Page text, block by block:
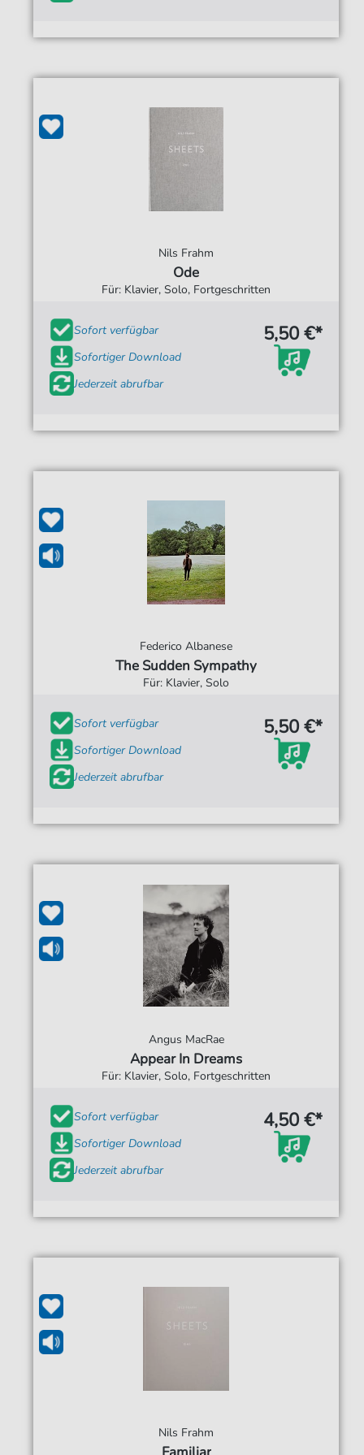
Nils Frahm
Ode
Für: Klavier, Solo, Fortgeschritten
Sofort verfügbar
Sofortiger Download
Jederzeit abrufbar
5,50 €*
Federico Albanese
The Sudden Sympathy
Für: Klavier, Solo
Sofort verfügbar
Sofortiger Download
Jederzeit abrufbar
5,50 €*
Angus MacRae
Appear In Dreams
Für: Klavier, Solo, Fortgeschritten
Sofort verfügbar
Sofortiger Download
Jederzeit abrufbar
4,50 €*
Nils Frahm